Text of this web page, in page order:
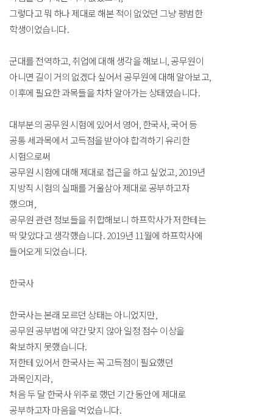
그렇다고 뭐 하나 제대로 해본 적이 없었던 그냥 평범한
학생이었습니다.
군대를 전역하고, 취업에 대해 생각을 해보니, 공무원이
아니면 길이 거의 없겠다 싶어서 공무원에 대해 알아보고,
이후에 필요한 과목들을 차차 알아가는 상태였습니다.
대부분의 공무원 시험에 있어서 영어, 한국사, 국어 등
공통 세과목에서 고득점을 받아야 합격하기 유리한
시험으로써
공무원 시험에 대해 제대로 접근을 하고 싶었고, 2019년
지방직 시험의 실패를 거울삼아 제대로 공부하고자
했으며,
공무원 관련 정보들을 취합해보니 하프학사가 저한테는
딱 맞았다고 생각했습니다. 2019년 11월에 하프학사에
들어오게 되었습니다.
한국사
한국사는 본래 모르던 상태는 아니었지만,
공무원 공부법에 약간 맞지 않아 일정 점수 이상을
확보하지 못했습니다.
저한테 있어서 한국사는 꼭 고득점이 필요했던
과목인지라,
처음 두 달 한국사 위주로 했던 기간 동안에 제대로
공부하고자 마음을 먹었습니다.